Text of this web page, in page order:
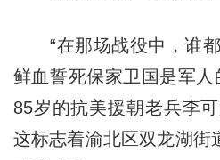
“在那场战役中，谁都
鲜血誓死保家卫国是军人
85岁的抗美援朝老兵李
这标志着渝北区双龙湖街